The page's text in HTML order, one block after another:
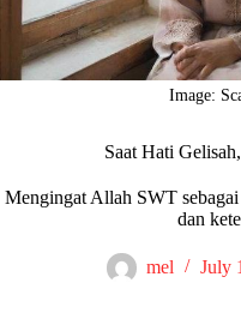
Image:
Saat Hati
Mengingat Allah SWT
dan
mel July